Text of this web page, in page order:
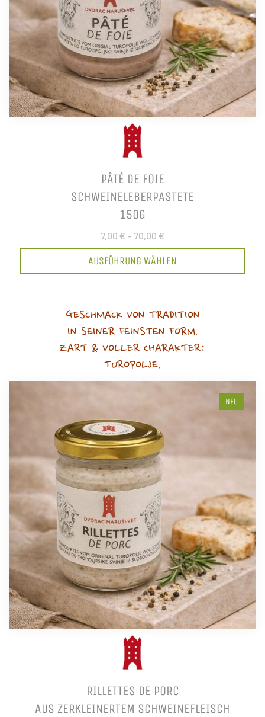
PÂTÉ DE FOIE
SCHWEINELEBERPASTETE
150G
7,00 € – 70,00 €
AUSFÜHRUNG WÄHLEN
GESCHMACK VON TRADITION
IN SEINER FEINSTEN FORM.
ZART & VOLLER CHARAKTER:
TUROPOLJE.
NEU
RILLETTES DE PORC
AUS ZERKLEINERTEM SCHWEINEFLEISCH